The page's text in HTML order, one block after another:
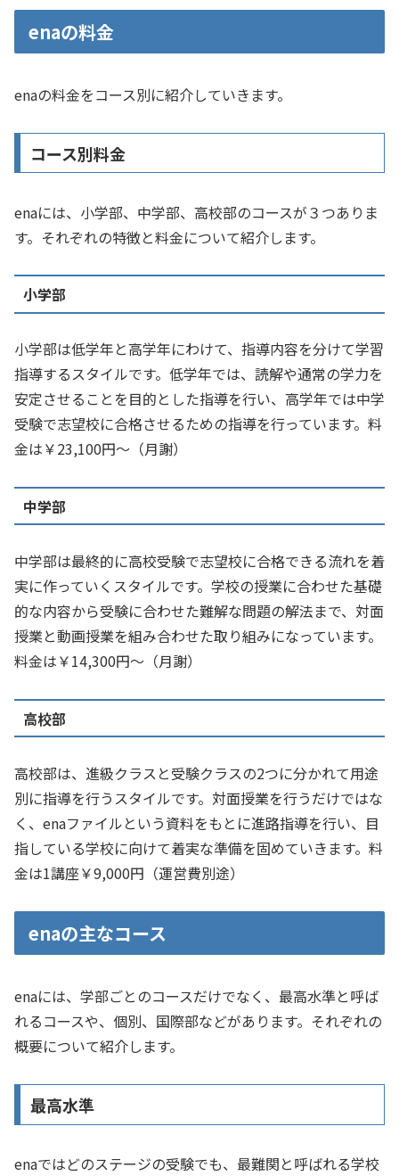
enaの料金
enaの料金をコース別に紹介していきます。
コース別料金
enaには、小学部、中学部、高校部のコースが３つありま
す。それぞれの特徴と料金について紹介します。
小学部
小学部は低学年と高学年にわけて、指導内容を分けて学習
指導するスタイルです。低学年では、読解や通常の学力を
安定させることを目的とした指導を行い、高学年では中学
受験で志望校に合格させるための指導を行っています。料
金は￥23,100円～（月謝）
中学部
中学部は最終的に高校受験で志望校に合格できる流れを着
実に作っていくスタイルです。学校の授業に合わせた基礎
的な内容から受験に合わせた難解な問題の解法まで、対面
授業と動画授業を組み合わせた取り組みになっています。
料金は￥14,300円～（月謝）
高校部
高校部は、進級クラスと受験クラスの2つに分かれて用途
別に指導を行うスタイルです。対面授業を行うだけではな
く、enaファイルという資料をもとに進路指導を行い、目
指している学校に向けて着実な準備を固めていきます。料
金は1講座￥9,000円（運営費別途）
enaの主なコース
enaには、学部ごとのコースだけでなく、最高水準と呼ば
れるコースや、個別、国際部などがあります。それぞれの
概要について紹介します。
最高水準
enaではどのステージの受験でも、最難関と呼ばれる学校